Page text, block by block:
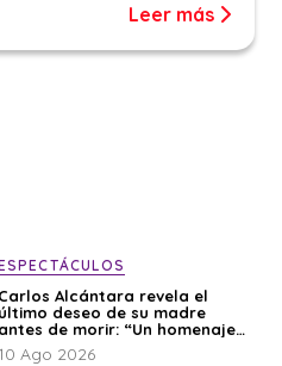
Leer más
Carlos Alcántara revela el
último deseo de su madre
antes de morir: “Un homenaje
para mi mamá”
10 Ago 2026